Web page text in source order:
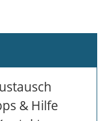
& Hilfe